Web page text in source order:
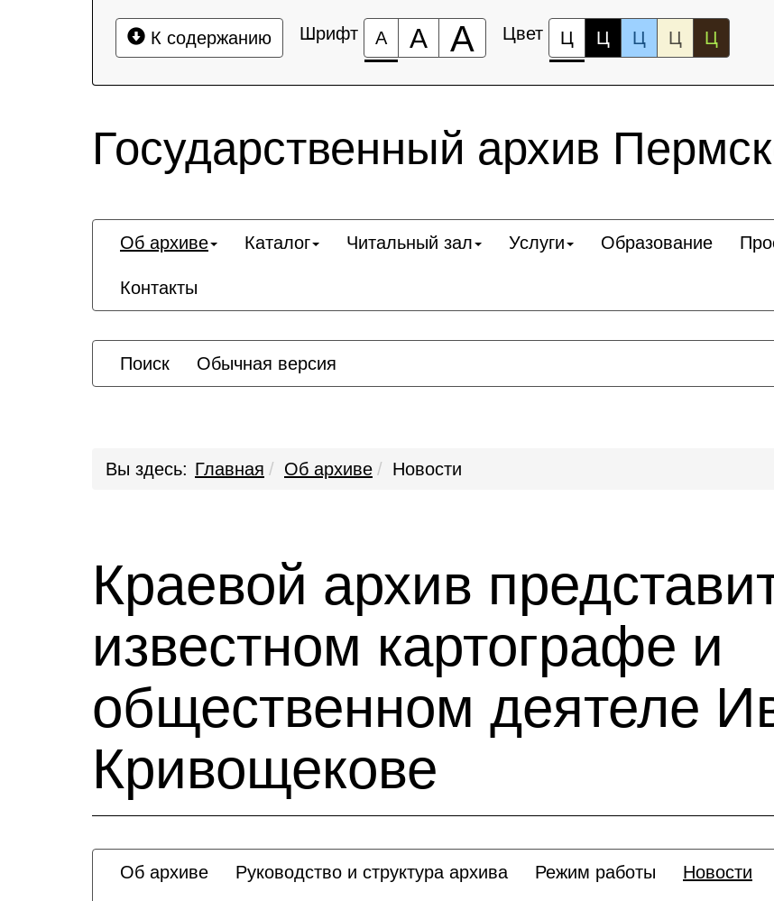
К содержанию Шрифт А А А Цвет Ц Ц Ц Ц Ц
Государственный архив
Об архиве Каталог Читальный зал Услуги Образование
Контакты
Поиск Обычная версия
Вы здесь: Главная Об архиве Новости
Краевой архив
известном картографе и
общественном деятеле
Кривощекове
Об архиве Руководство и структура архива Режим работы Новости